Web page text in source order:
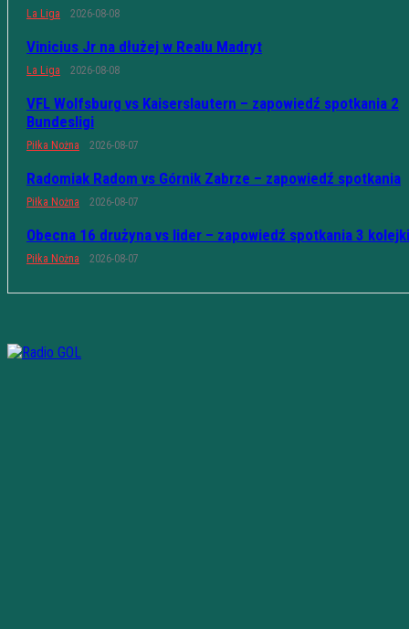
La Liga 2026-08-08
Vinicius Jr na dłużej w Realu Madryt
La Liga 2026-08-08
VFL Wolfsburg vs Kaiserslautern – zapowiedź spotkania 2
Bundesligi
Piłka Nożna 2026-08-07
Radomiak Radom vs Górnik Zabrze – zapowiedź spotkania
Piłka Nożna 2026-08-07
Obecna 16 drużyna vs lider – zapowiedź spotkania 3 kolejki
Piłka Nożna 2026-08-07